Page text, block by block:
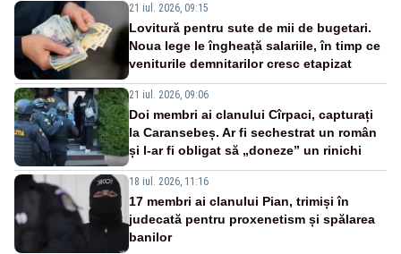
21 iul. 2026, 09:15
Lovitură pentru sute de mii de bugetari.
Noua lege le îngheață salariile, în timp ce
veniturile demnitarilor cresc etapizat
21 iul. 2026, 09:06
Doi membri ai clanului Cîrpaci, capturați
la Caransebeș. Ar fi sechestrat un român
și l-ar fi obligat să „doneze” un rinichi
18 iul. 2026, 11:16
17 membri ai clanului Pian, trimiși în
judecată pentru proxenetism și spălarea
banilor